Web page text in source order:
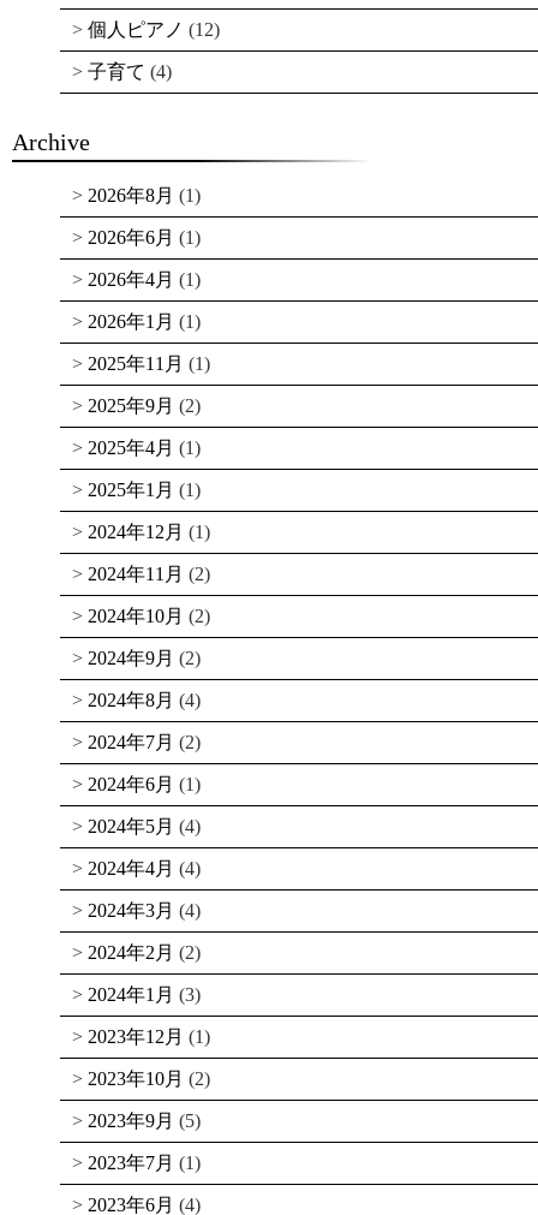
個人ピアノ (12)
子育て (4)
Archive
2026年8月 (1)
2026年6月 (1)
2026年4月 (1)
2026年1月 (1)
2025年11月 (1)
2025年9月 (2)
2025年4月 (1)
2025年1月 (1)
2024年12月 (1)
2024年11月 (2)
2024年10月 (2)
2024年9月 (2)
2024年8月 (4)
2024年7月 (2)
2024年6月 (1)
2024年5月 (4)
2024年4月 (4)
2024年3月 (4)
2024年2月 (2)
2024年1月 (3)
2023年12月 (1)
2023年10月 (2)
2023年9月 (5)
2023年7月 (1)
2023年6月 (4)